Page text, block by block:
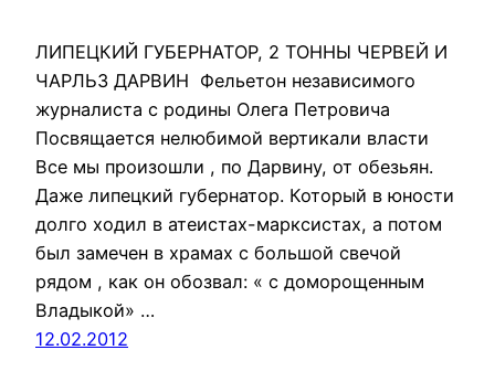
ЛИПЕЦКИЙ ГУБЕРНАТОР, 2 ТОННЫ ЧЕРВЕЙ И
ЧАРЛЬЗ ДАРВИН Фельетон независимого
журналиста с родины Олега Петровича
Посвящается нелюбимой вертикали власти
Все мы произошли , по Дарвину, от обезьян.
Даже липецкий губернатор. Который в юности
долго ходил в атеистах-марксистах, а потом
был замечен в храмах с большой свечой
рядом , как он обозвал: « с доморощенным
Владыкой» …
12.02.2012